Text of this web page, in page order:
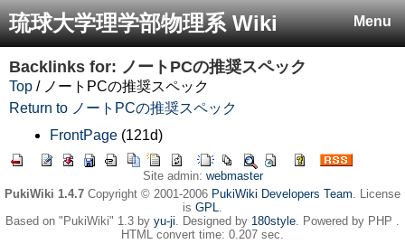
Menu
琉球大学理学部物理系 Wiki
Backlinks for: ノートPCの推奨スペック
Top / ノートPCの推奨スペック
Return to ノートPCの推奨スペック
FrontPage (121d)
Site admin: webmaster
PukiWiki 1.4.7 Copyright © 2001-2006 PukiWiki Developers Team. License
is GPL.
Based on "PukiWiki" 1.3 by yu-ji. Designed by 180style. Powered by PHP .
HTML convert time: 0.207 sec.